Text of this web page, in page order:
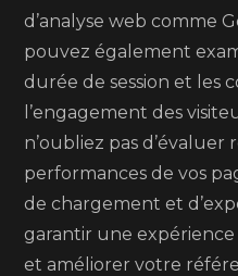
d’analyse web comme
pouvez également
durée de session et les
l’engagement des
n’oubliez pas
performances de vos
de chargement et
garantir une
et améliorer votre